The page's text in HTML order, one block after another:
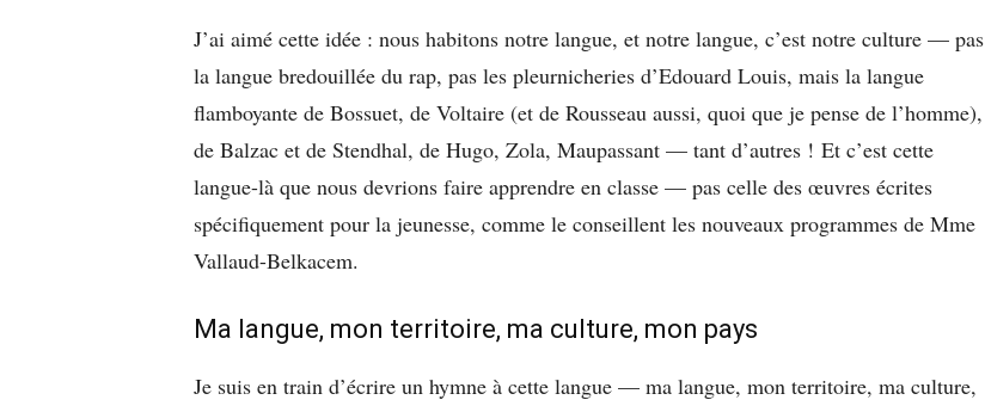
J’ai aimé cette idée : nous habitons notre langue, et notre langue, c’est notre culture — pas
la langue bredouillée du rap, pas les pleurnicheries d’Edouard Louis, mais la langue
flamboyante de Bossuet, de Voltaire (et de Rousseau aussi, quoi que je pense de l’homme),
de Balzac et de Stendhal, de Hugo, Zola, Maupassant — tant d’autres ! Et c’est cette
langue-là que nous devrions faire apprendre en classe — pas celle des œuvres écrites
spécifiquement pour la jeunesse, comme le conseillent les nouveaux programmes de Mme
Vallaud-Belkacem.
Ma langue, mon territoire, ma culture, mon pays
Je suis en train d’écrire un hymne à cette langue — ma langue, mon territoire, ma culture,